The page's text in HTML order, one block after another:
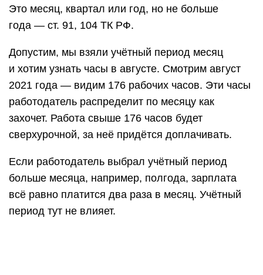
Это месяц, квартал или год, но не больше
года — ст. 91, 104 ТК РФ.
Допустим, мы взяли учётный период месяц
и хотим узнать часы в августе. Смотрим август
2021 года — видим 176 рабочих часов. Эти часы
работодатель распределит по месяцу как
захочет. Работа свыше 176 часов будет
сверхурочной, за неё придётся доплачивать.
Если работодатель выбрал учётный период
больше месяца, например, полгода, зарплата
всё равно платится два раза в месяц. Учётный
период тут не влияет.